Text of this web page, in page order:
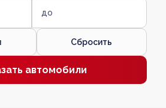
до
Сбросить
автомобили